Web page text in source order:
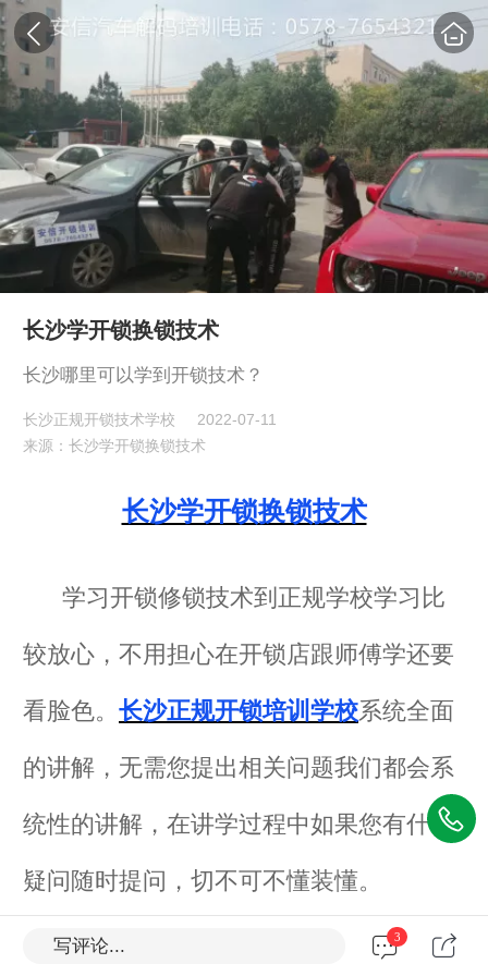
长沙学开锁换锁技术
长沙哪里可以学到开锁技术？
长沙正规开锁技术学校
2022-07-11
来源：长沙学开锁换锁技术
长沙学开锁换锁技术
学习开锁修锁技术到正规学校学习比
较放心，不用担心在开锁店跟师傅学还要
看脸色。 长沙正规开锁培训学校系统全面
的讲解，无需您提出相关问题我们都会系
统性的讲解，在讲学过程中如果您有什么
疑问随时提问，切不可不懂装懂。
写评论... 3